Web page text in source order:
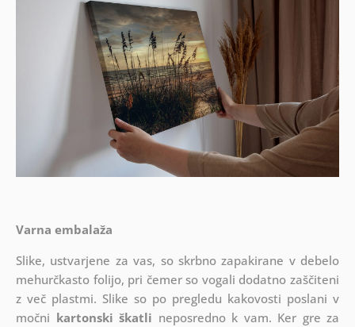
Varna embalaža
Slike, ustvarjene za vas, so skrbno zapakirane v debelo
mehurčkasto folijo, pri čemer so vogali dodatno zaščiteni
z več plastmi. Slike so po pregledu kakovosti poslani v
močni kartonski škatli neposredno k vam. Ker gre za